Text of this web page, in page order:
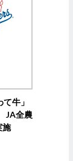
牛」
JA全農
施